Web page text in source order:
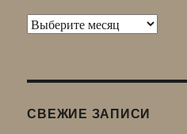
Архив
LJ
СВЕЖИЕ ЗАПИСИ